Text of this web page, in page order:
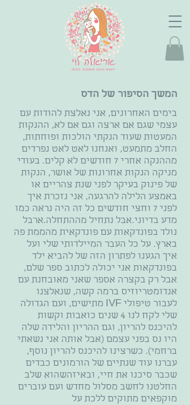
המשך הסיפור של הדס
בימים האחרונים, אני נאלצת להודות עם
עצמי שגם אם ארצה וגם אם לא, ההנקות
המעטות שעוד הנקתי הולכות ופוחתות,
החלב מתמעט, ואנחנו לאט לאט נפרדים
מההנקה אחרי 7 חודשים לא קלים. בעודי
מניקה הנקות אחרונות של אושר, הנקות
של פינוק בעיקר לפני שנת צהריים או
באמצע הלילה להרגעה, אני נזכרת איך
לפני 7 וחצי חודשים כל זה היה נראה כמו
מדע בדיוני.אבל נתחיל מההתחלה.ארבל
נולד בפונדקאות עם פונדקאית מהממת פה
בארץ. על כל העבר המיילדותי שלי ועל
איך הגענו לפתרון הזה של להביא ילד
בפונדקאות אני יכולה לכתוב ספר שלם,
אבל רק בקצרה אספר שאני מאובחנת עם
אנדומטריוזיס ברמה קשה, שנאלצנו
לעבור טיפולי IVF מתישים, ועם הגדולה
שלי לקח לנו 4 שנים כואבות וקשות
להיכנס להריון, וגם ההריון והלידה שלה
היו נס בפני עצמם (אבל אותה אני נשאתי
ברחמי). כשרצינו להיכנס להריון נוסף,
עברנו עוד שנתיים של הורמונים כבדים
שכבר סיכנו את חיי, ובאיזהשהוא שלב
החלטנו לחשב מסלול מחדש ועם עוברים
מוקפאים מתוקים ללכת על